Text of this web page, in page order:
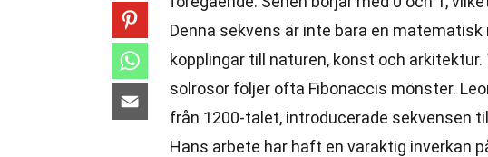
Denna sekvens är inte bara en
kopplingar till naturen, konst och
solrosor följer ofta Fibonaccis mönster.
från 1200-talet, introducerade sekvensen
Hans arbete har haft en varaktig inverkan